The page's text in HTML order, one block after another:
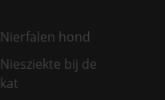
Nierfalen hond
Niesziekte bij de
kat